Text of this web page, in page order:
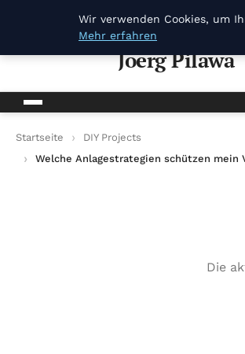
Joerg Pilawa
Startseite
DIY Projects
Welche Anlagestrategien schützen mein
Die
Wir verwenden Cookies, um
Mehr erfahren